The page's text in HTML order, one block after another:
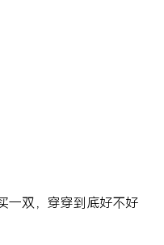
一双，穿穿到底好不好